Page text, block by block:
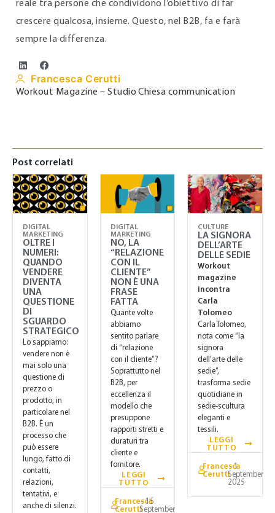
reale tra persone che condividono l’obiettivo di far
crescere qualcosa, insieme. Questo, nel B2B, fa e farà
sempre la differenza.
Francesca Cerutti
Workout Magazine – Studio Chiesa communication
Post correlati
DIGITAL
MARKETING
OLTRE I
NUMERI:
QUANDO
VENDERE
DIVENTA
UNA
QUESTIONE
DI
SGUARDO
STRATEGICO
Lo sappiamo:
vendere non è
mai solo una
questione di
prezzo o
prodotto, in
particolare nel
B2B. È un
processo che
può essere
lungo, fatto di
contatti,
relazioni,
tentativi, e
anche di silenzi.
DIGITAL
MARKETING
NO, LA
“RELAZIONE
CON IL
CLIENTE”
NON È UNA
FRASE
FATTA
Quante volte
abbiamo
sentito parlare
di “relazione
con il cliente”?
Soprattutto nel
B2B, per
eccellenza il
modello che
presuppone
rapporti stretti e
duraturi tra
cliente e
fornitore.
LEGGI
TUTTO
Francesca
Cerutti
- 15
September
CULTURE
LA SIGNORA
DELL’ARTE
DELLE SEDIE
Workout
magazine
incontra
Carla
Tolomeo
Carla Tolomeo,
nota come “la
signora
dell’arte delle
sedie”,
trasforma sedie
quotidiane in
sedie‑scultura
eleganti e
tessili.
LEGGI
TUTTO
Francesca
Cerutti
- 1
September
2025